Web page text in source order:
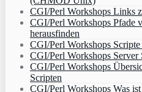
CGI/Perl Workshops Links
CGI/Perl Workshops Pfade
herausfinden
CGI/Perl Workshops Scripte
CGI/Perl Workshops Server
CGI/Perl Workshops
Scripten
CGI/Perl Workshops Was